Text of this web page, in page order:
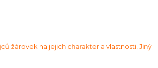
žárovek na jejich charakter a vlastnosti. Jiný